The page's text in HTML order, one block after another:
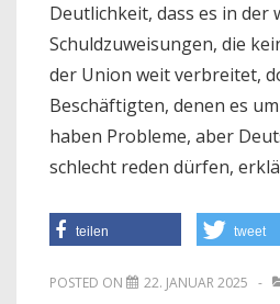
Deutlichkeit, dass es in
Schuldzuweisungen, die
der Union weit verbreitet,
Beschäftigten, denen es
haben Probleme, aber
schlecht reden dürfen,
teilen tweet
POSTED ON 22. JANUAR 2025